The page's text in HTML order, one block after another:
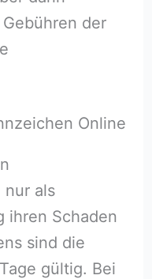
der
Online
nur als
ihren Schaden
sind die
gültig. Bei